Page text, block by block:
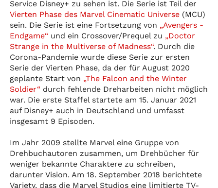
Service Disney+ zu sehen ist. Die Serie ist Teil der
Vierten Phase des Marvel Cinematic Universe (MCU)
sein. Die Serie ist eine Fortsetzung von „Avengers -
Endgame“ und ein Crossover/Prequel zu „Doctor
Strange in the Multiverse of Madness“. Durch die
Corona-Pandemie wurde diese Serie zur ersten
Serie der Vierten Phase, da der für August 2020
geplante Start von „The Falcon and the Winter
Soldier“ durch fehlende Dreharbeiten nicht möglich
war. Die erste Staffel startete am 15. Januar 2021
auf Disney+ auch in Deutschland und umfasst
insgesamt 9 Episoden.
Im Jahr 2009 stellte Marvel eine Gruppe von
Drehbuchautoren zusammen, um Drehbücher für
weniger bekannte Charaktere zu schreiben,
darunter Vision. Am 18. September 2018 berichtete
Variety, dass die Marvel Studios eine limitierte TV-